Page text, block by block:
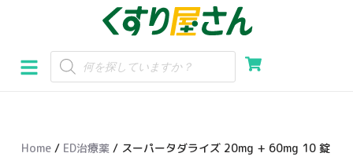
ン
テ
スHome / ED治療薬 / スーパータダライズ 20mg + 60mg 10 錠